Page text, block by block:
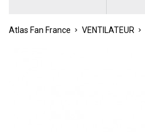
Atlas Fan France VENTILATEUR